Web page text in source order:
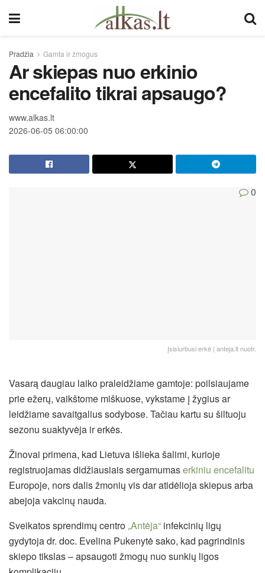
Pradžia Gamta ir žmogus
Ar skiepas nuo erkinio
encefalito tikrai apsaugo?
www.alkas.lt
2026-06-05 06:00:00
0
Įsisiurbusi erkė | anteja.lt nuotr.
Vasarą daugiau laiko praleidžiame gamtoje: poilsiaujame
prie ežerų, vaikštome miškuose, vykstame į žygius ar
leidžiame savaitgalius sodybose. Tačiau kartu su šiltuoju
sezonu suaktyvėja ir erkės.
Žinovai primena, kad Lietuva išlieka šalimi, kurioje
registruojamas didžiausiais sergamumaserkiniu encefalitu
Europoje, nors dalis žmonių vis dar atidėlioja skiepus arba
abejoja vakcinų nauda.
Sveikatos sprendimų centro„Antėja“ infekcinių ligų
gydytoja dr. doc. Evelina Pukenytė sako, kad pagrindinis
skiepo tikslas – apsaugoti žmogų nuo sunkių ligos